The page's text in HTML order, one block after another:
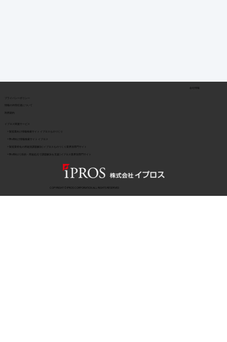
​情報の外部伝達について
会社情報
COPYRIGHT © IPROS CORPORATION ALL RIGHTS RESERVED
> 製造業特化の用途別課題解決 | イプロスものづくり業界別専門サイト
> BtoB向け情報検索サイト イプロス
> BtoB向け | 目的・用途起点で課題解決を支援 | イプロス業界別専門サイト
> 製造業向け情報検索サイト イプロスものづくり
イプロス関連サービス